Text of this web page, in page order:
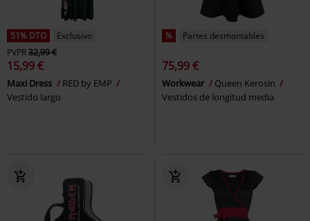
51% DTO
Exclusivo
PVPR32,99 €
15,99 €
Maxi Dress
RED by EMP
Vestido largo
% Partes desmontables
75,99 €
Workwear
Queen Kerosin
Vestidos de longitud media